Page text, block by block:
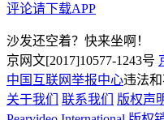
评论请下载APP
沙发还空着？快来坐啊！
京网文[2017]10577-1243号
中国互联网举报中心违法
关于我们
联系我们 版权声